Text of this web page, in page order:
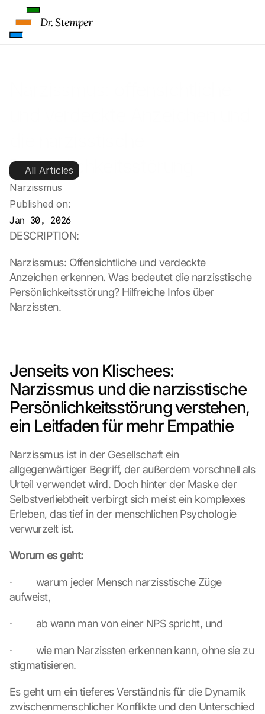
Persönlichkeitsstörung
All Articles
Narzissmus
Published on:
Jan 30, 2026
DESCRIPTION:
Narzissmus: Offensichtliche und verdeckte
Anzeichen erkennen. Was bedeutet die narzisstische
Persönlichkeitsstörung? Hilfreiche Infos über
Narzissten.
Jenseits von Klischees:
Narzissmus und die narzisstische
Persönlichkeitsstörung verstehen,
ein Leitfaden für mehr Empathie
Narzissmus ist in der Gesellschaft ein
allgegenwärtiger Begriff, der außerdem vorschnell als
Urteil verwendet wird. Doch hinter der Maske der
Selbstverliebtheit verbirgt sich meist ein komplexes
Erleben, das tief in der menschlichen Psychologie
verwurzelt ist.
Worum es geht:
·         warum jeder Mensch narzisstische Züge
aufweist,
·         ab wann man von einer NPS spricht, und
·         wie man Narzissten erkennen kann, ohne sie zu
stigmatisieren.
Es geht um ein tieferes Verständnis für die Dynamik
zwischenmenschlicher Konflikte und den Unterschied
Dr. Stemper